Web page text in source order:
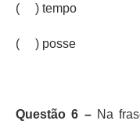
( ) tempo
( ) posse
Questão 6 –Na